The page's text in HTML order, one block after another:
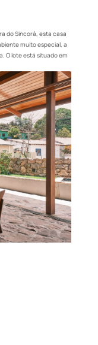
do Sincorá, esta casa
muito especial, a
O lote está situado em